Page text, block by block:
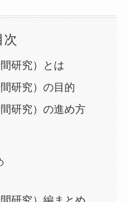
次
研究）とは
研究）の目的
研究）の進め方